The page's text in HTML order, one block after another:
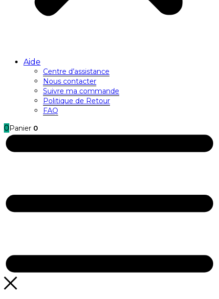
Aide
Centre d’assistance
Nous contacter
Suivre ma commande
Politique de Retour
FAQ
0 Panier 0